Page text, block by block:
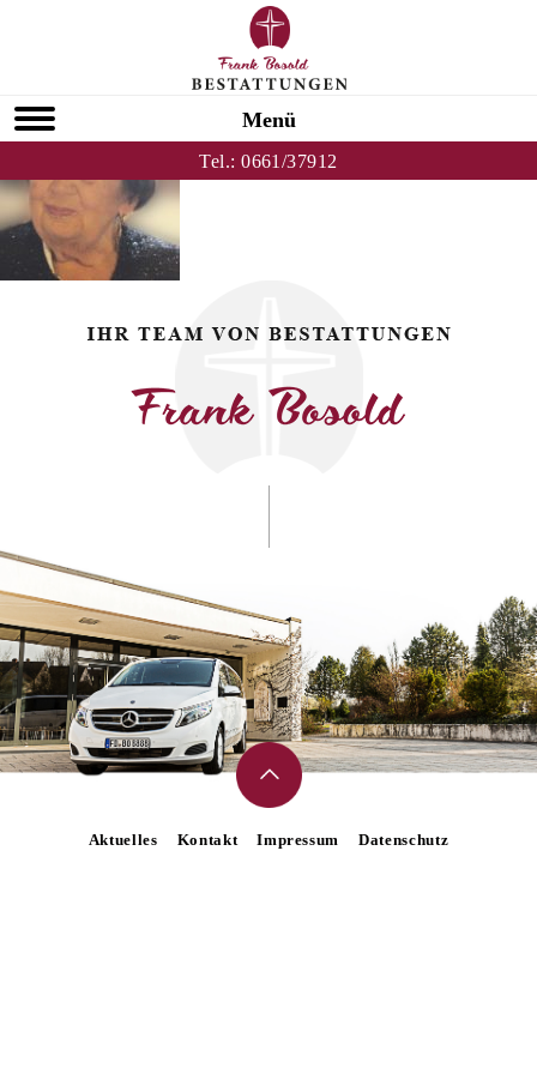
Menü
Tel.:0661/37912
HOMEPAGE
Aktuelles Kontakt Impressum Datenschutz